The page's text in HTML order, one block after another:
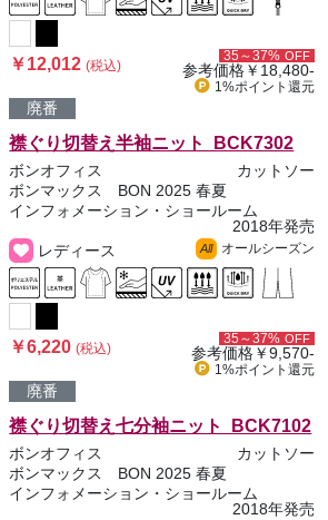
￥12,012(税込)
35～37% OFF
参考価格￥18,480-
1%ポイント 還元
廃番
襟ぐり切替え半袖ニット BCK7302
ボンオフィス
カットソー
ボンマックス BON 2025 春夏
インフォメーション・ショールーム
2018年発売
レディース
All オールシーズン
￥6,220(税込)
35～37% OFF
参考価格￥9,570-
1%ポイント 還元
廃番
襟ぐり切替え七分袖ニット BCK7102
ボンオフィス
カットソー
ボンマックス BON 2025 春夏
インフォメーション・ショールーム
2018年発売